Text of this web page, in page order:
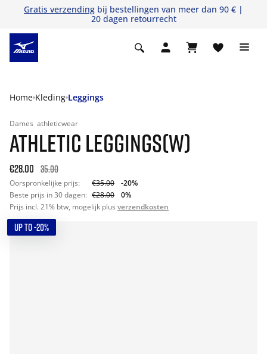
Gratis verzending bij bestellingen van meer dan 90 € |
20 dagen retourrecht
Home Kleding Leggings
Dames athleticwear
ATHLETIC LEGGINGS(W)
€28.00 35.00
Oorspronkelijke prijs: €35.00
-20%
Beste prijs in 30 dagen: €28.00
0%
Prijs incl. 21% btw, mogelijk plus verzendkosten
UP TO -20%